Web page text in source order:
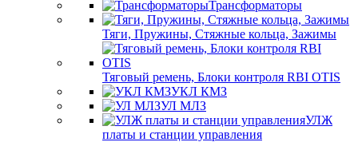
Трансформаторы
Тяги, Пружины, Стяжные кольца, Зажимы
Тяговый ремень, Блоки контроля RBI OTIS
УКЛ КМЗ
УЛ МЛЗ
УЛЖ
платы и станции управления